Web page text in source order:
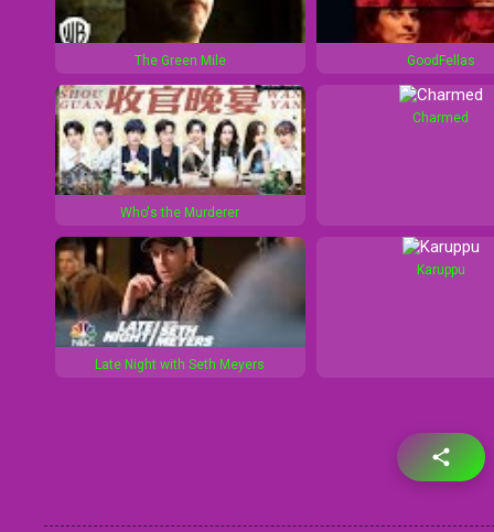
The Green Mile GoodFellas
Who's the Murderer
Charmed
Late Night with Seth Meyers
Karuppu